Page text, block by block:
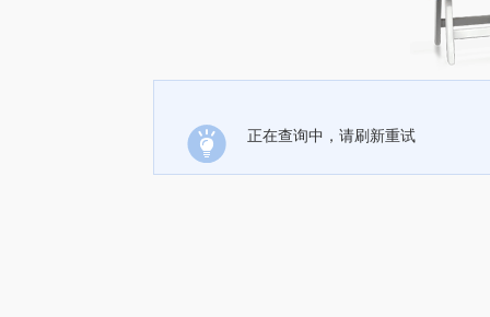
正在查询中，请刷新重试